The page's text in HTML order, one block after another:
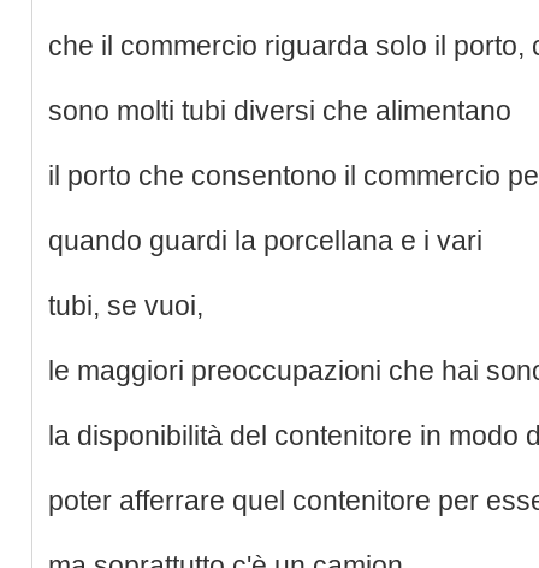
che il commercio riguarda solo il porto,
sono molti tubi diversi che alimentano
il porto che consentono il commercio
quando guardi la porcellana e i vari
tubi, se vuoi,
le maggiori preoccupazioni che hai
la disponibilità del contenitore in modo
poter afferrare quel contenitore per